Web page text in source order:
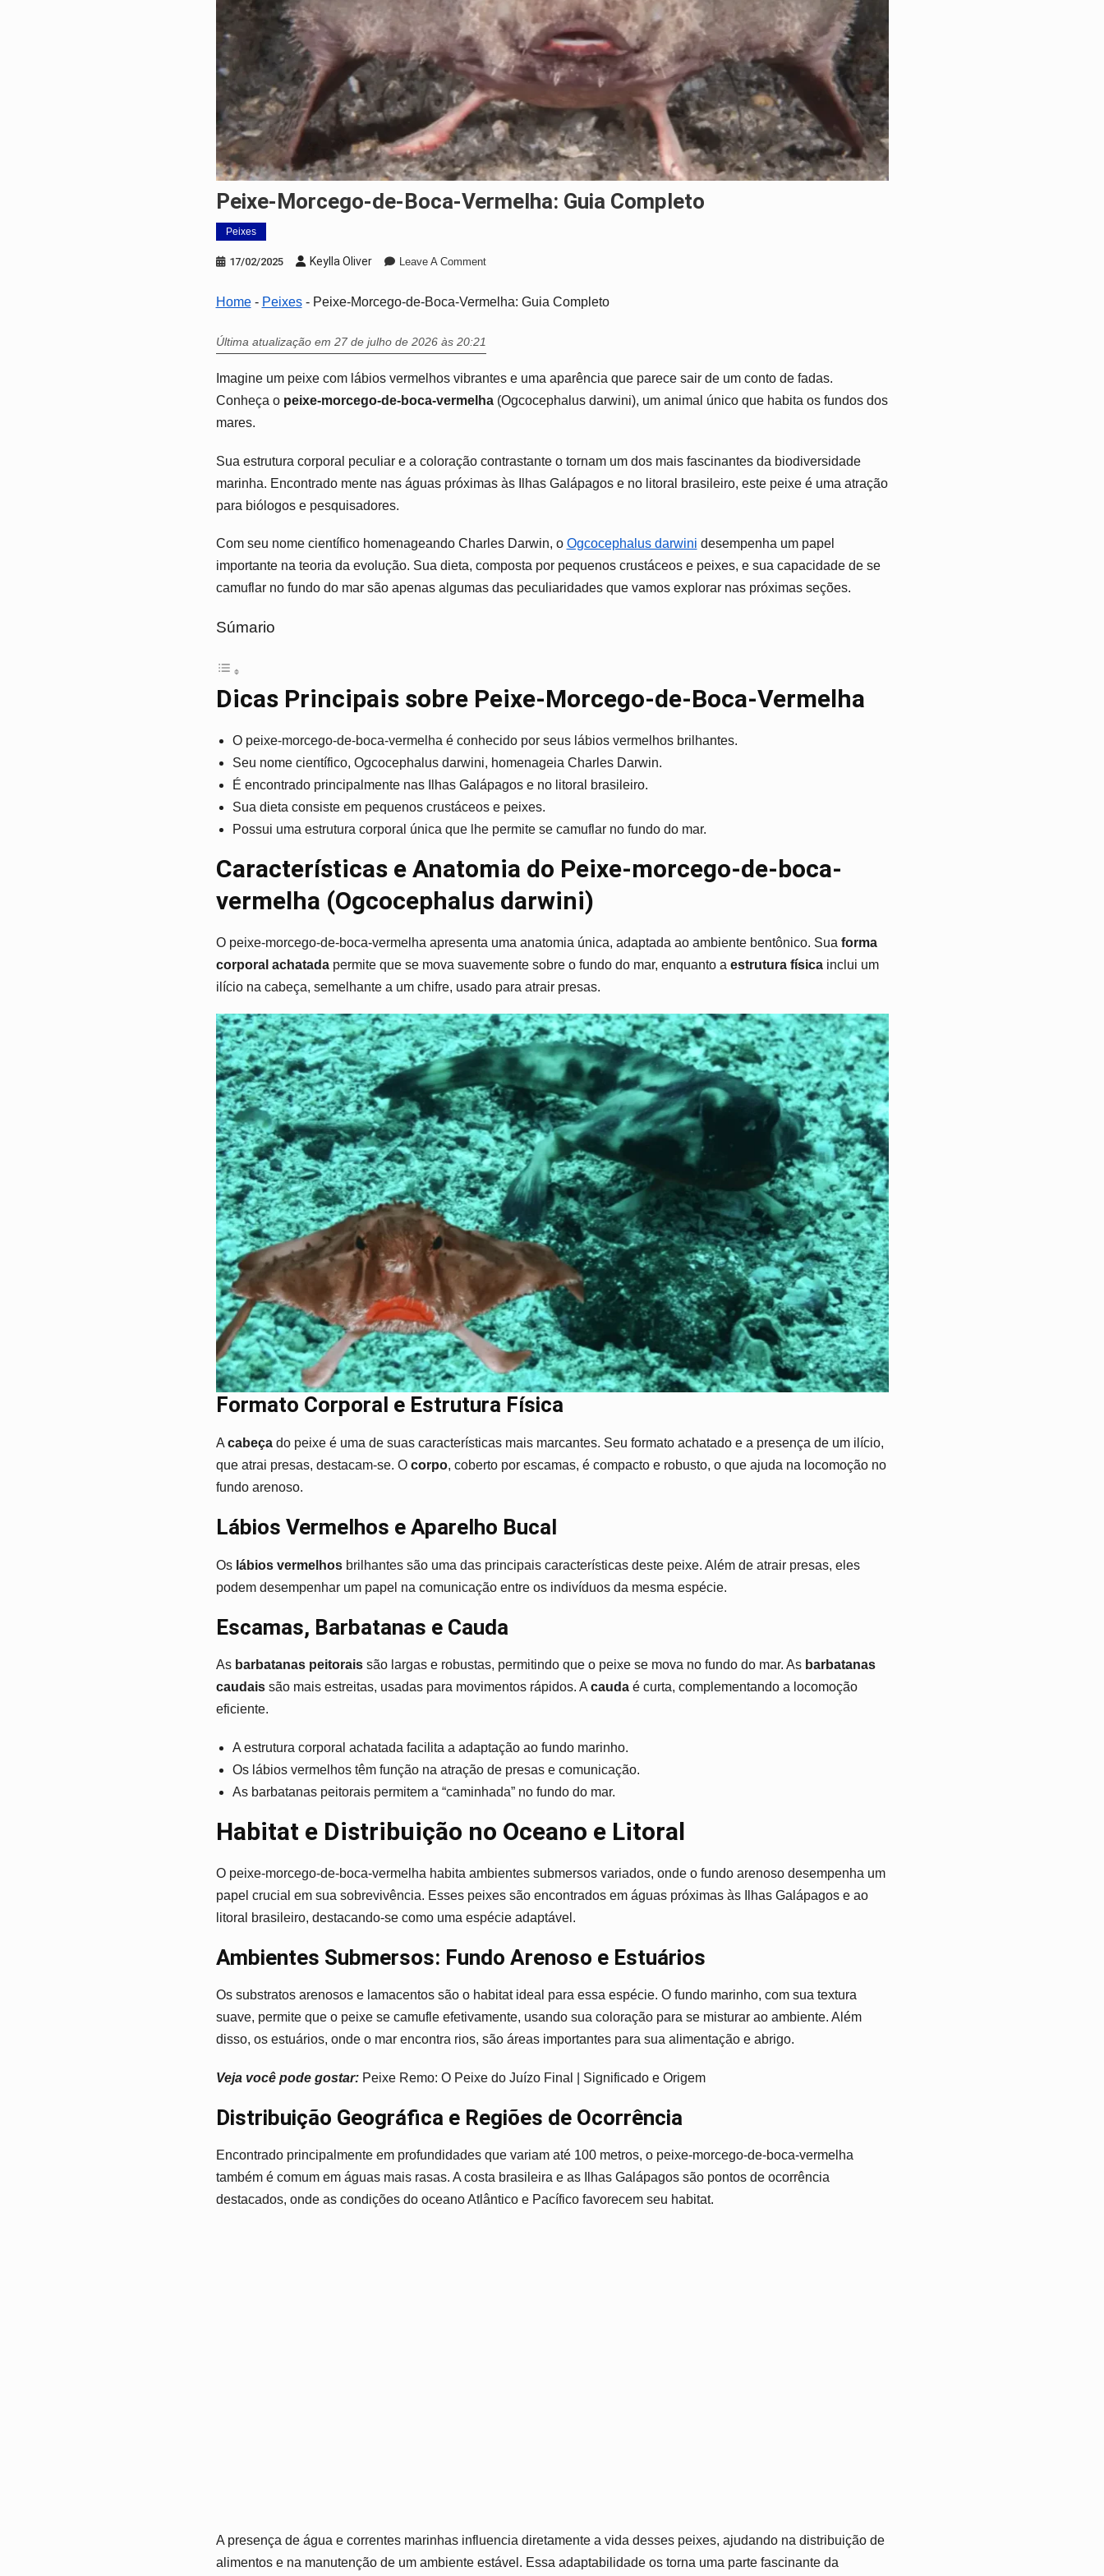
Peixe-Morcego-de-Boca-Vermelha: Guia Completo
Peixes
17/02/2025 Keylla Oliver Leave A CommentOn
Morcego-
Vermelha:
Completo
Home- Peixes- Peixe-Morcego-de-Boca-Vermelha: Guia Completo
Última atualização em 27 de julho de 2026 às 20:21
Imagine um peixe com lábios vermelhos vibrantes e uma aparência que parece sair de um conto de fadas.
Conheça o peixe-morcego-de-boca-vermelha(Ogcocephalus darwini), um animal único que habita os fundos dos
mares.
Sua estrutura corporal peculiar e a coloração contrastante o tornam um dos mais fascinantes da biodiversidade
marinha. Encontrado mente nas águas próximas às Ilhas Galápagos e no litoral brasileiro, este peixe é uma atração
para biólogos e pesquisadores.
Com seu nome científico homenageando Charles Darwin, o Ogcocephalus darwini desempenha um papel
importante na teoria da evolução. Sua dieta, composta por pequenos crustáceos e peixes, e sua capacidade de se
camuflar no fundo do mar são apenas algumas das peculiaridades que vamos explorar nas próximas seções.
Súmario
Dicas Principais sobre Peixe-Morcego-de-Boca-Vermelha
O peixe-morcego-de-boca-vermelha é conhecido por seus lábios vermelhos brilhantes.
Seu nome científico, Ogcocephalus darwini, homenageia Charles Darwin.
É encontrado principalmente nas Ilhas Galápagos e no litoral brasileiro.
Sua dieta consiste em pequenos crustáceos e peixes.
Possui uma estrutura corporal única que lhe permite se camuflar no fundo do mar.
Características e Anatomia do Peixe-morcego-de-boca-
vermelha (Ogcocephalus darwini)
O peixe-morcego-de-boca-vermelha apresenta uma anatomia única, adaptada ao ambiente bentônico. Sua forma
corporal achatadapermite que se mova suavemente sobre o fundo do mar, enquanto a estrutura físicainclui um
ilício na cabeça, semelhante a um chifre, usado para atrair presas.
Formato Corporal e Estrutura Física
A cabeçado peixe é uma de suas características mais marcantes. Seu formato achatado e a presença de um ilício,
que atrai presas, destacam-se. O corpo, coberto por escamas, é compacto e robusto, o que ajuda na locomoção no
fundo arenoso.
Lábios Vermelhos e Aparelho Bucal
Os lábios vermelhosbrilhantes são uma das principais características deste peixe. Além de atrair presas, eles
podem desempenhar um papel na comunicação entre os indivíduos da mesma espécie.
Escamas, Barbatanas e Cauda
As barbatanas peitoraissão largas e robustas, permitindo que o peixe se mova no fundo do mar. As barbatanas
caudaissão mais estreitas, usadas para movimentos rápidos. Acaudaé curta, complementando a locomoção
eficiente.
A estrutura corporal achatada facilita a adaptação ao fundo marinho.
Os lábios vermelhos têm função na atração de presas e comunicação.
As barbatanas peitorais permitem a “caminhada” no fundo do mar.
Habitat e Distribuição no Oceano e Litoral
O peixe-morcego-de-boca-vermelha habita ambientes submersos variados, onde o fundo arenoso desempenha um
papel crucial em sua sobrevivência. Esses peixes são encontrados em águas próximas às Ilhas Galápagos e ao
litoral brasileiro, destacando-se como uma espécie adaptável.
Ambientes Submersos: Fundo Arenoso e Estuários
Os substratos arenosos e lamacentos são o habitat ideal para essa espécie. O fundo marinho, com sua textura
suave, permite que o peixe se camufle efetivamente, usando sua coloração para se misturar ao ambiente. Além
disso, os estuários, onde o mar encontra rios, são áreas importantes para sua alimentação e abrigo.
Veja você pode gostar:Peixe Remo: O Peixe do Juízo Final | Significado e Origem
Distribuição Geográfica e Regiões de Ocorrência
Encontrado principalmente em profundidades que variam até 100 metros, o peixe-morcego-de-boca-vermelha
também é comum em águas mais rasas. A costa brasileira e as Ilhas Galápagos são pontos de ocorrência
destacados, onde as condições do oceano Atlântico e Pacífico favorecem seu habitat.
A presença de água e correntes marinhas influencia diretamente a vida desses peixes, ajudando na distribuição de
alimentos e na manutenção de um ambiente estável. Essa adaptabilidade os torna uma parte fascinante da